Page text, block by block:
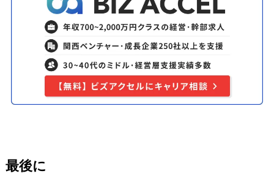
最後に